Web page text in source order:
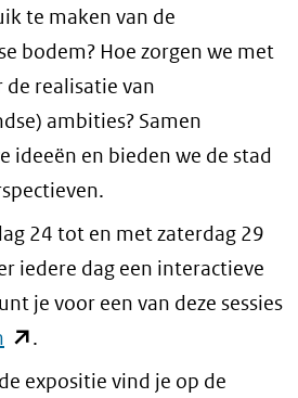
te maken van de
bodem? Hoe zorgen we met
de realisatie van
ambities? Samen
ideeën en bieden we de stad
24 tot en met zaterdag 29
iedere dag een interactieve
je voor een van deze sessies
(opent
in
.
expositie vind je op de